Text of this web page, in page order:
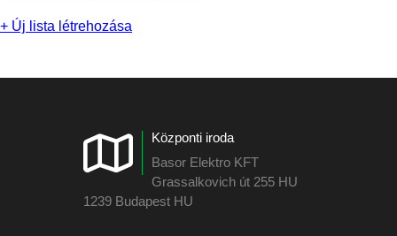
+ Új lista létrehozása
Központi iroda
Basor Elektro KFT
Grassalkovich út 255 HU
1239 Budapest HU